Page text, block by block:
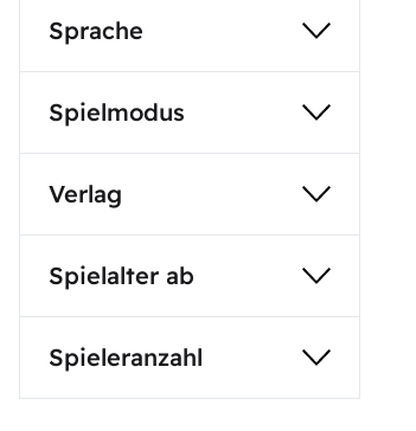
Sprache
Spielmodus
Verlag
Spielalter ab
Spieleranzahl